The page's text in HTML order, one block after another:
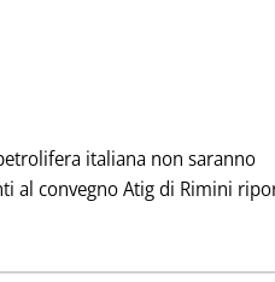
italiana non saranno
al convegno Atig di Rimini